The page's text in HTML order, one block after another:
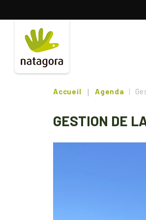
principal
Accueil Agenda
GESTION DE